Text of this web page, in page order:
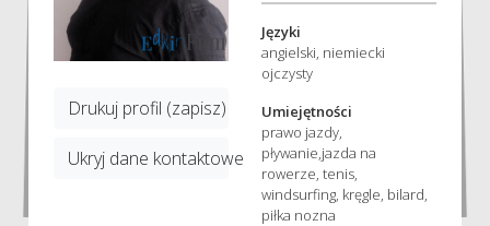
Drukuj profil (zapisz)
Ukryj dane kontaktowe
Języki
angielski, niemiecki
ojczysty
Umiejętności
prawo jazdy,
pływanie,jazda na
rowerze, tenis,
windsurfing, kręgle, bilard,
piłka nozna